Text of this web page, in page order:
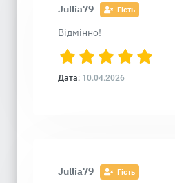
Jullia79 Гість
Відмінно!
Дата: 10.04.2026
Jullia79 Гість